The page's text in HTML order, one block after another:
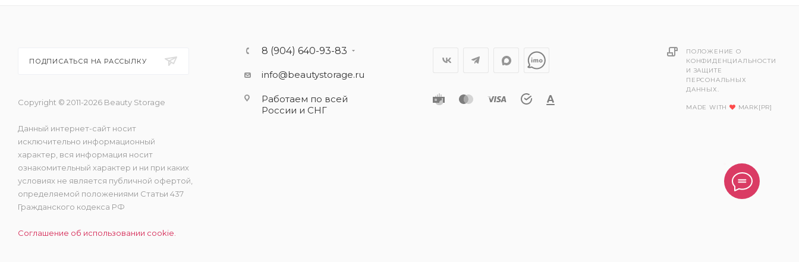
ПОДПИСАТЬСЯ НА РАССЫЛКУ
Copyright © 2011-2026 Beauty Storage
Данный интернет-сайт носит
исключительно информационный
характер, вся информация носит
ознакомительный характер и ни при каких
условиях не является публичной офертой,
определяемой положениями Статьи 437
Гражданского кодекса РФ
Соглашение об использовании cookie.
8 (904) 640-93-83
info@beautystorage.ru
Работаем по всей
России и СНГ
ПОЛОЖЕНИЕ О
КОНФИДЕНЦИАЛЬНОСТИ
И ЗАЩИТЕ
ПЕРСОНАЛЬНЫХ
ДАННЫХ.
MADE WITH MARK[PR]